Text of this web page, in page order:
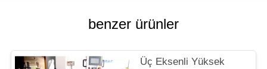
HARITASI
benzer ürünler
Üç Eksenli Yüksek